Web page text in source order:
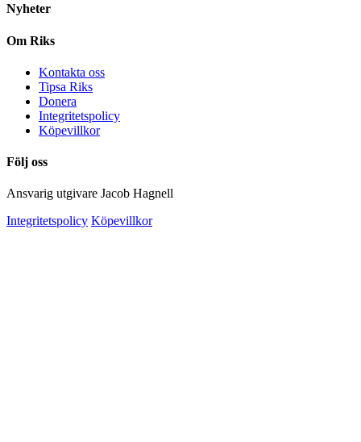
Nyheter
Om Riks
Kontakta oss
Tipsa Riks
Donera
Integritetspolicy
Köpevillkor
Följ oss
Ansvarig utgivare Jacob Hagnell
Integritetspolicy Köpevillkor